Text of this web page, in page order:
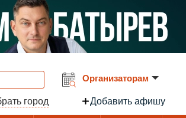
город
Организаторам
Добавить афишу